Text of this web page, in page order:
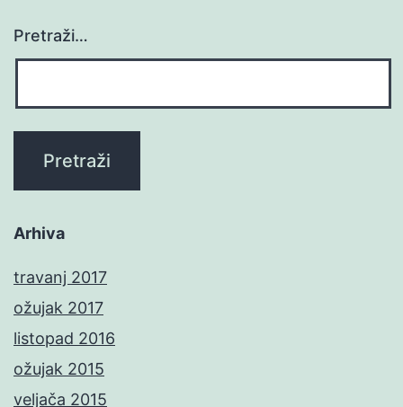
Pretraži…
Arhiva
travanj 2017
ožujak 2017
listopad 2016
ožujak 2015
veljača 2015